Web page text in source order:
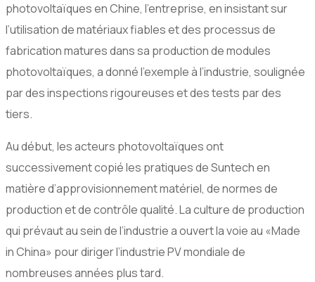
photovoltaïques en Chine, l’entreprise, en insistant sur
l’utilisation de matériaux fiables et des processus de
fabrication matures dans sa production de modules
photovoltaïques, a donné l’exemple à l’industrie, soulignée
par des inspections rigoureuses et des tests par des
tiers.
Au début, les acteurs photovoltaïques ont
successivement copié les pratiques de Suntech en
matière d’approvisionnement matériel, de normes de
production et de contrôle qualité. La culture de production
qui prévaut au sein de l’industrie a ouvert la voie au «Made
in China» pour diriger l’industrie PV mondiale de
nombreuses années plus tard.